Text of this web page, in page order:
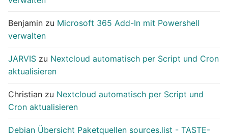
Benjamin zu Microsoft 365 Add-In mit Powershell
verwalten
JARVIS zu Nextcloud automatisch per Script und Cron
aktualisieren
Christian zu Nextcloud automatisch per Script und
Cron aktualisieren
Debian Übersicht Paketquellen sources.list - TASTE-